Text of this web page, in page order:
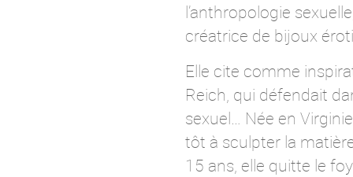
l’anthropologie
créatrice de bijoux
Elle cite comme
Reich, qui défendait
sexuel… Née en
tôt à sculpter la
15 ans, elle quitte le